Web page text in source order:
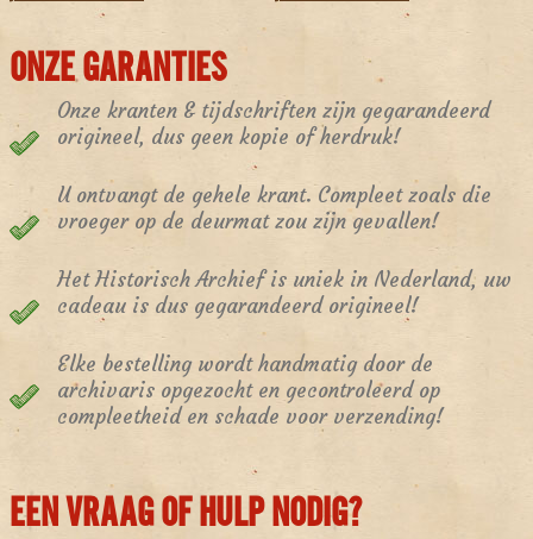
ONZE GARANTIES
Onze kranten & tijdschriften zijn gegarandeerd
origineel, dus geen kopie of herdruk!
U ontvangt de gehele krant. Compleet zoals die
vroeger op de deurmat zou zijn gevallen!
Het Historisch Archief is uniek in Nederland, uw
cadeau is dus gegarandeerd origineel!
Elke bestelling wordt handmatig door de
archivaris opgezocht en gecontroleerd op
compleetheid en schade voor verzending!
EEN VRAAG OF HULP NODIG?